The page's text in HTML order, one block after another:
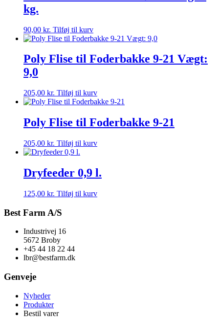
kg.
90,00 kr. Tilføj til kurv
Poly Flise til Foderbakke 9-21 Vægt:
9,0
205,00 kr. Tilføj til kurv
Poly Flise til Foderbakke 9-21
205,00 kr. Tilføj til kurv
Dryfeeder 0,9 l.
125,00 kr. Tilføj til kurv
Best Farm A/S
Industrivej 16
5672 Broby
+45 44 18 22 44
lbr@bestfarm.dk
Genveje
Nyheder
Produkter
Bestil varer